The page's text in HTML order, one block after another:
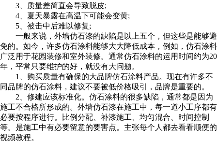
3、质量差简直会导致脱皮;
4、夏天暴露在高温下可能会变黄;
5、被击中后难以修复;
一般来说，外墙仿石漆的缺陷是以上五个，但这些是能够避
免的。如今，许多仿石涂料能够大大降低成本，例如，仿石涂料
广泛用于花园装修和室外装修。通常仿石涂料的运用时间约为20
年，平常只要维护的好，就没有大问题。
1、购买质量有确保的大品牌仿石涂料产品。现在有许多不
同品牌的仿石涂料，建议不要被低价格吸引，品牌是重要的。
2、修建应该标准化。仿石涂料的很多缺陷，通常都是因为
施工不合格所形成的。外墙仿石漆在施工中，每一道小工序都有
必要按程序进行。比例分配、补漆施工、均匀混合、时间控制
等。是施工中有必要留意的要害点。主张每个人都去看看顺便的
视频教程。